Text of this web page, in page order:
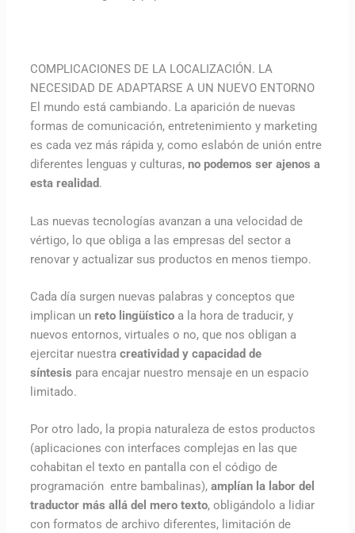
COMPLICACIONES DE LA LOCALIZACIÓN. LA
NECESIDAD DE ADAPTARSE A UN NUEVO ENTORNO
El mundo está cambiando. La aparición de nuevas
formas de comunicación, entretenimiento y marketing
es cada vez más rápida y, como eslabón de unión entre
diferentes lenguas y culturas, no podemos ser ajenos a
esta realidad.
Las nuevas tecnologías avanzan a una velocidad de
vértigo, lo que obliga a las empresas del sector a
renovar y actualizar sus productos en menos tiempo.
Cada día surgen nuevas palabras y conceptos que
implican un reto lingüísticoa la hora de traducir, y
nuevos entornos, virtuales o no, que nos obligan a
ejercitar nuestra creatividad y capacidad de
síntesis para encajar nuestro mensaje en un espacio
limitado.
Por otro lado, la propia naturaleza de estos productos
(aplicaciones con interfaces complejas en las que
cohabitan el texto en pantalla con el código de
programación entre bambalinas), amplían la labor del
traductor más allá del mero texto, obligándolo a lidiar
con formatos de archivo diferentes, limitación de